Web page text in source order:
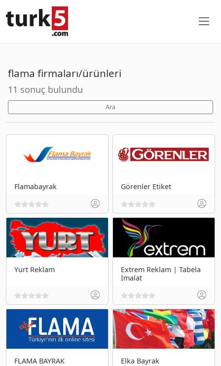
flama firmaları/ürünleri
11 sonuç bulundu
Ara
Flamabayrak Görenler Etiket
Yurt Reklam
Extrem Reklam | Tabela
İmalat
FLAMA BAYRAK Elka Bayrak